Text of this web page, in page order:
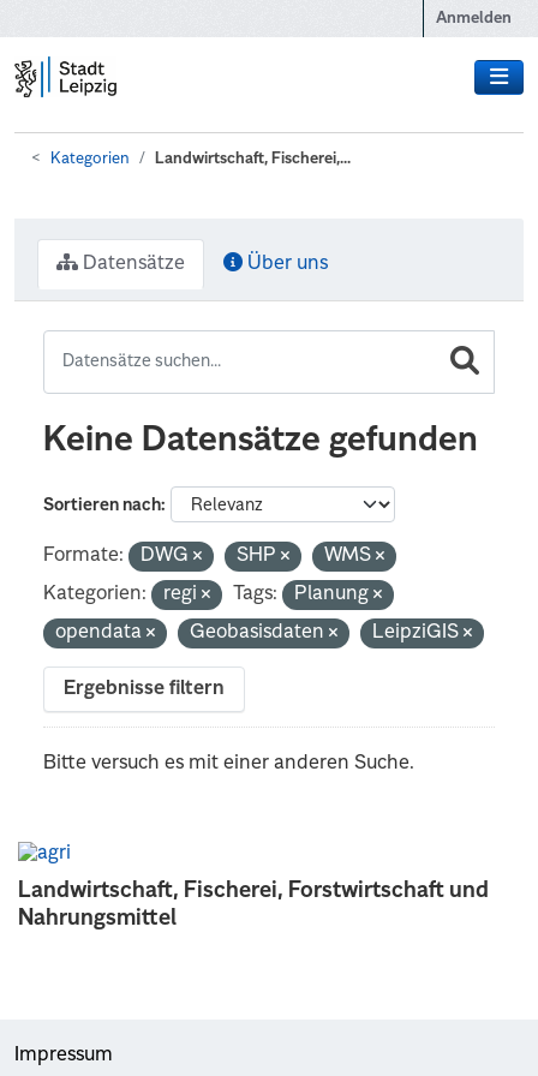
Anmelden
Kategorien Landwirtschaft, Fischerei,...
Landwirtschaft, Fischerei, Forstwirtschaft und
Nahrungsmittel
Datensätze Über uns
Keine Datensätze gefunden
Sortieren nach
Formate: DWG SHP
WMS
Kategorien:
regi Tags:
Planung
opendata
Geobasisdaten LeipziGIS
Ergebnisse filtern
Bitte versuch es mit einer anderen Suche.
Impressum